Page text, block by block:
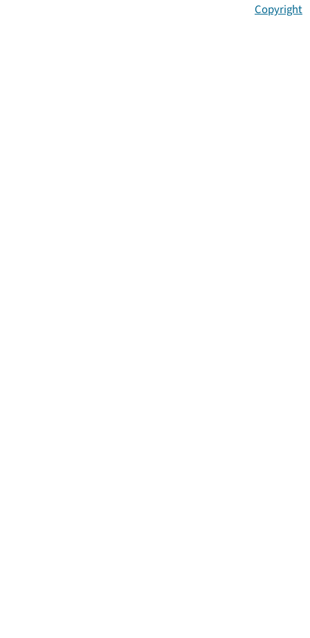
Copyright